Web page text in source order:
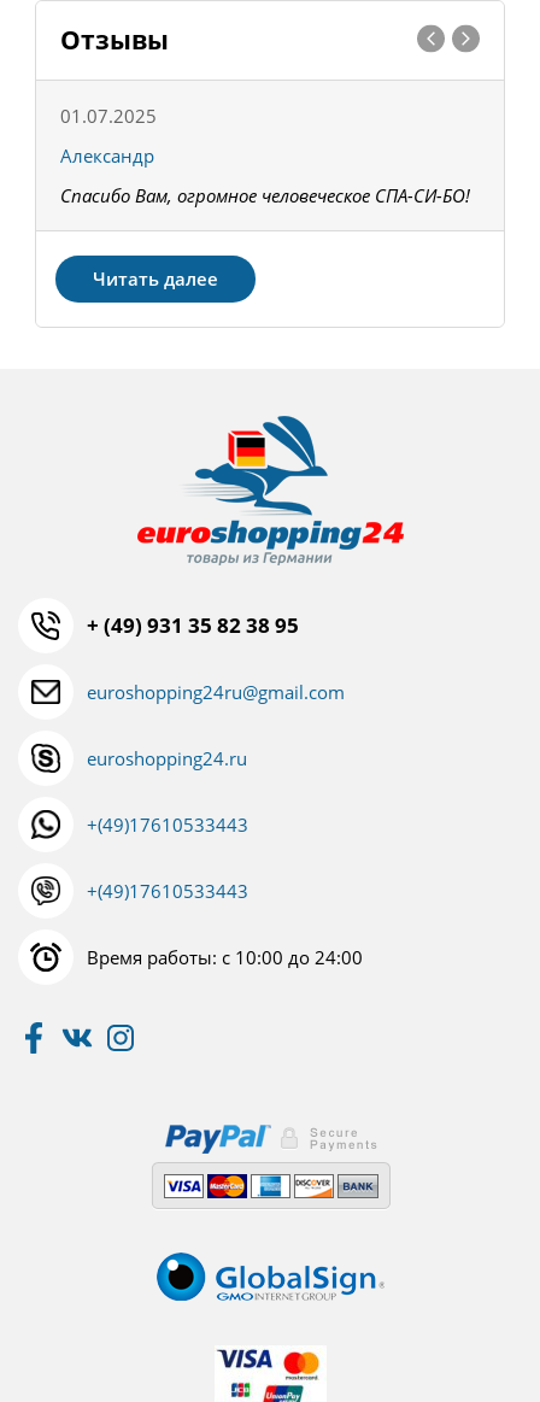
Отзывы
01.07.2025
Александр
Спасибо Вам, огромное человеческое СПА-СИ-БО!
Читать далее
+ (49) 931 35 82 38 95
euroshopping24ru@gmail.com
euroshopping24.ru
+(49)17610533443
+(49)17610533443
Время работы: с 10:00 до 24:00